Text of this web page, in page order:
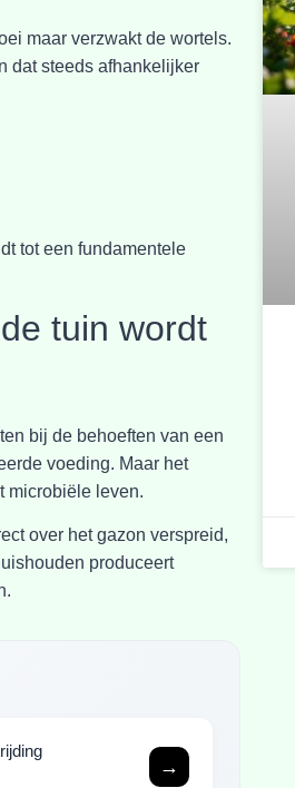
maar verzwakt de wortels.
dat steeds afhankelijker
tot een fundamentele
tuin wordt
bij de behoeften van een
voeding. Maar het
microbiële leven.
over het gazon verspreid,
produceert
→